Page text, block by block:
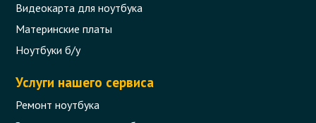
Видеокарта для ноутбука
Материнские платы
Ноутбуки б/у
Услуги нашего сервиса
Ремонт ноутбука